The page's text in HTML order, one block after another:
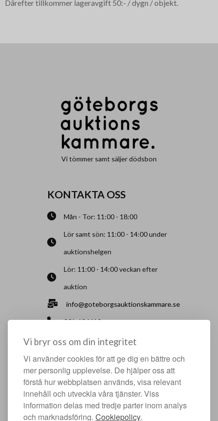
Vi bryr oss om din integritet
Vi använder cookies för att ge dig en bättre och
mer personlig upplevelse. De hjälper oss att
förstå hur webbplatsen används, visa relevant
innehåll och utveckla våra tjänster. Viss
information delas med tredje parter inom analys
och marknadsföring. Cookiepolicy.
Därefter tillkommer lageravgift 50:- / dygn / objekt.
Vi tömmer samt säljer dödsbon
KONTAKTA OSS
Mån - Tor: 11:00 - 18:00
Lör samt sön: 11:00 - 14:00 under
auktionshelgen
Lör: 11:00 - 14:00 veckan efter
auktion
info@goteborgsauktionskammare.se
031-126610
Sisjö Kullegata 6, 436 32 Askim
HJÄLPFULLA SIDOR
Något du vill sälja?
Att köpa hos oss
Om oss